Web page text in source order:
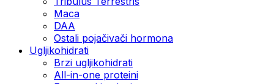
Maca
DAA
Ostali pojačivači hormona
Ugljikohidrati
Brzi ugljikohidrati
All-in-one proteini